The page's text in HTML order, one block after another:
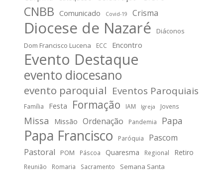
CNBB Comunicado Covid-19 Crisma
Diocese de Nazaré
Diáconos
Dom Francisco Lucena
ECC Encontro
Evento Destaque
evento diocesano
evento paroquial Eventos Paroquiais
Família Festa Formação IAM Igreja Jovens
Missa Missão Ordenação Pandemia Papa
Papa Francisco Paróquia
Pascom
Pastoral
POM Páscoa Quaresma Regional Retiro
Reunião Romaria Sacramento Semana Santa